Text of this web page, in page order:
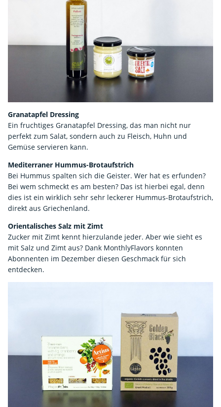
Granatapfel Dressing
Ein fruchtiges Granatapfel Dressing, das man nicht nur
perfekt zum Salat, sondern auch zu Fleisch, Huhn und
Gemüse servieren kann.
Mediterraner Hummus-Brotaufstrich
Bei Hummus spalten sich die Geister. Wer hat es erfunden?
Bei wem schmeckt es am besten? Das ist hierbei egal, denn
dies ist ein wirklich sehr sehr leckerer Hummus-Brotaufstrich,
direkt aus Griechenland.
Orientalisches Salz mit Zimt
Zucker mit Zimt kennt hierzulande jeder. Aber wie sieht es
mit Salz und Zimt aus? Dank MonthlyFlavors konnten
Abonnenten im Dezember diesen Geschmack für sich
entdecken.